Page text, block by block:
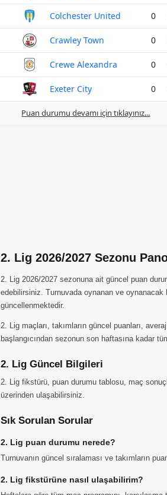
Colchester United 0
Crawley Town 0
Crewe Alexandra 0
Exeter City 0
Puan durumu devamı için tıklayınız...
2. Lig 2026/2027 Sezonu
2. Lig 2026/2027 sezonuna ait güncel puan
edebilirsiniz. Turnuvada oynanan ve oynanacak
güncellenmektedir.
2. Lig maçları, takımların güncel puanları,
başlangıcından sezonun son haftasına kadar
2. Lig Güncel Bilgileri
2. Lig fikstürü, puan durumu tablosu, maç
üzerinden ulaşabilirsiniz.
Sık Sorulan Sorular
2. Lig puan durumu nerede?
Turnuvanın güncel sıralaması ve takımların
2. Lig fikstürüne nasıl ulaşabilirim?